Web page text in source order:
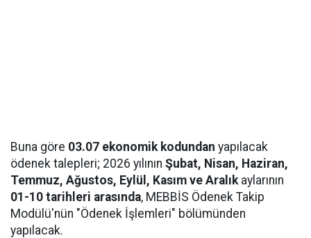
Buna göre 03.07 ekonomik kodundan yapılacak
ödenek talepleri; 2026 yılının Şubat, Nisan, Haziran,
Temmuz, Ağustos, Eylül, Kasım ve Aralıkaylarının
01-10 tarihleri arasında, MEBBİS Ödenek Takip
Modülü'nün "Ödenek İşlemleri" bölümünden
yapılacak.